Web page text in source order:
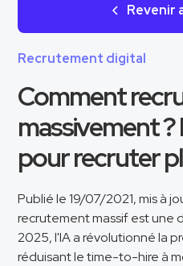
Revenir
Recrutement digital
Comment
massivement
pour recruter
Publié le 19/07/2021, mis à
recrutement massif est une
2025, l'IA a révolutionné la
réduisant le time-to-hire à